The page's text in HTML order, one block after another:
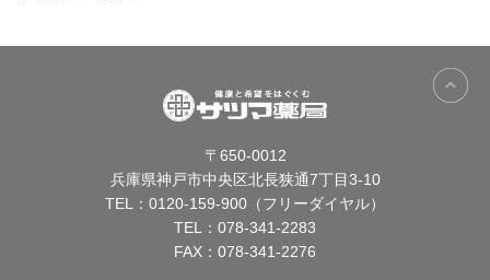
〒650-0012
兵庫県神戸市中央区北長狭通7丁目3-10
TEL： 0120-159-900（フリーダイヤル）
TEL： 078-341-2283
FAX：078-341-2276